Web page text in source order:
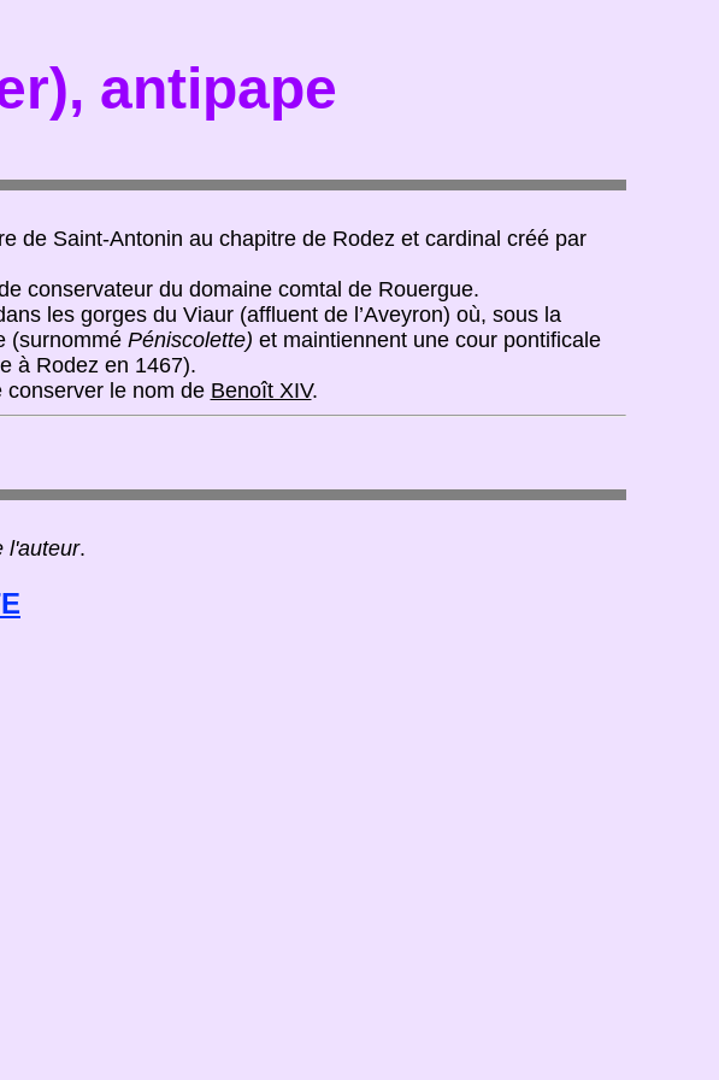
antipape
de Saint-Antonin au chapitre de Rodez et cardinal créé par
conservateur du domaine comtal de Rouergue.
les gorges du Viaur (affluent de l’Aveyron) où, sous la
(surnomméPéniscolette) et maintiennent une cour pontificale
à Rodez en 1467).
conserver le nom de Benoît XIV.
l'auteur.